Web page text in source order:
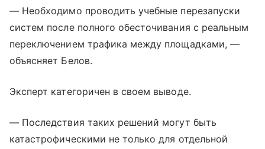
— Необходимо проводить учебные перезапуски
систем после полного обесточивания с реальным
переключением трафика между площадками, —
объясняет Белов.
Эксперт категоричен в своем выводе.
— Последствия таких решений могут быть
катастрофическими не только для отдельной